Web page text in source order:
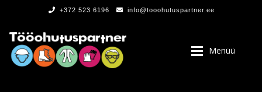
+372 523 6196 info@tooohutuspartner.ee
Menüü